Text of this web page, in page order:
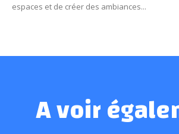
espaces et de créer des ambiances...
A voir